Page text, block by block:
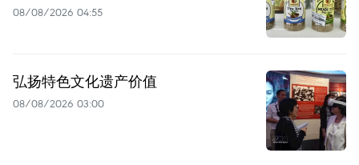
08/08/2026 04:55
弘扬特色文化遗产价值
08/08/2026 03:00